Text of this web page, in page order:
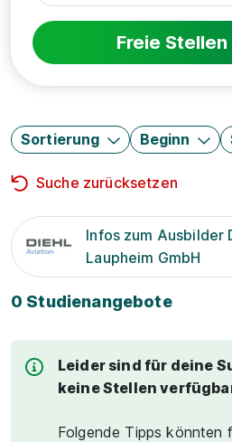
Freie
Sortierung Beginn
Suche zurücksetzen
Infos zum Ausbilder
Laupheim GmbH
0 Studienangebote
Leider sind für deine
keine Stellen
Folgende Tipps könnten